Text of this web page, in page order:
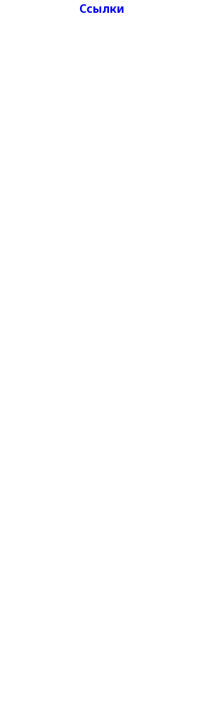
Ссылки